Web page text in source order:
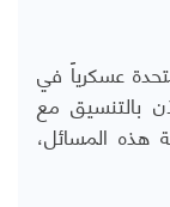
عسكرياً في
بالتنسيق مع
هذه المسائل،